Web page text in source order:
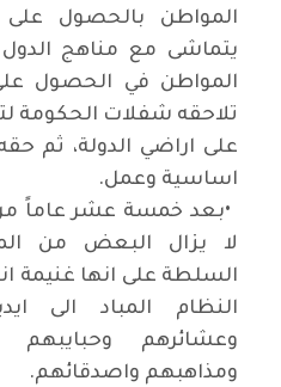
المواطن بالحصول
يتماشى مع مناهج
المواطن في الحصول
تلاحقه شفلات الحكومة
على اراضي الدولة، ثم
اساسية وعمل.
•بعد خمسة عشر عاماً
لا يزال البعض من
السلطة على انها غنيمة
النظام المباد الى
وعشائرهم وحبايبهم
ومذاهبهم واصدقائهم.